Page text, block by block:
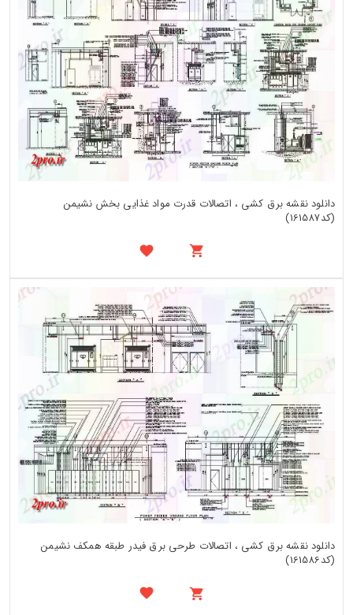
دانلود نقشه برق کشی ، اتصالات قدرت مواد غذایی بخش نشیمن
(کد161587)
دانلود نقشه برق کشی ، اتصالات طرحی برق فیدر طبقه همکف نشیمن
(کد161586)